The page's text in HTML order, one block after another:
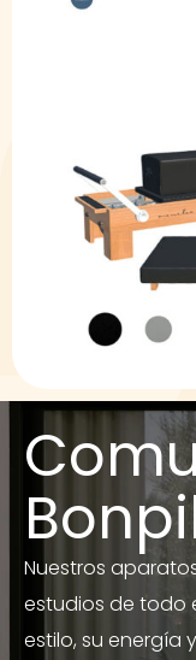
Nuestros
estudios de todo
estilo, su energía